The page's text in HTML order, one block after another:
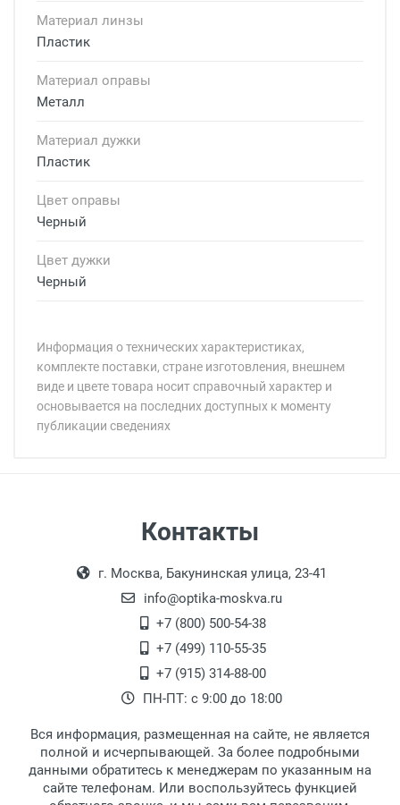
Материал линзы
Пластик
Материал оправы
Металл
Материал дужки
Пластик
Цвет оправы
Черный
Цвет дужки
Черный
Информация о технических характеристиках,
комплекте поставки, стране изготовления, внешнем
виде и цвете товара носит справочный характер и
основывается на последних доступных к моменту
публикации сведениях
Ширина линзы:
Ширина мостика:
Тип дужки:
Материал линзы:
Материал оправы:
Материал дужки:
Оплата товара производится
наличными непосредственно на пункте
выдачи товара.
Перечисление средств на расчетный счет.
18:00, по субботам с 11:00 до 15:00, в
офисе по адресу: г. Москва,
Переведеновский переулок 17, корпус 1,
второй этаж, тел. +7 (499) 110-55-35.
После того, как заказ поступает в пункт
выдачи, наш менеджер связывается с
клиентом и оповещает о поступлении
товара.
Для получения товара при себе
обязательно иметь паспорт.
Заказ необходимо забрать в течение 3
Контакты
г. Москва, Бакунинская улица, 23-41
info@optika-moskva.ru
+7 (800) 500-54-38
+7 (499) 110-55-35
+7 (915) 314-88-00
ПН-ПТ: с 9:00 до 18:00
Вся информация, размещенная на сайте, не является
полной и исчерпывающей. За более подробными
данными обратитесь к менеджерам по указанным на
сайте телефонам. Или воспользуйтесь функцией